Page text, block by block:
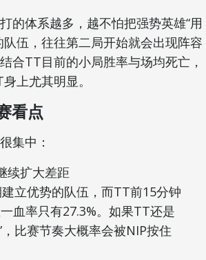
的体系越多，越不怕把强势英雄“用
队伍，往往第二局开始就会出现阵容
合TT目前的小局胜率与场均死亡，
上尤其明显。
看点
集中：
续扩大差距
立优势的队伍，而TT前15分钟
血率只有27.3%。如果TT还是
，比赛节奏大概率会被NIP按住